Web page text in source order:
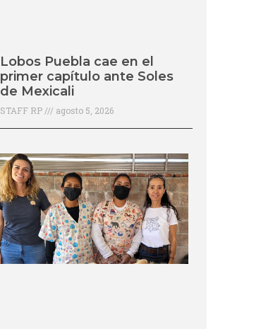
Lobos Puebla cae en el
primer capítulo ante Soles
de Mexicali
STAFF RP agosto 5, 2026